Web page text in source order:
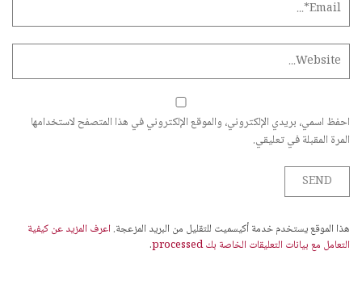
احفظ اسمي، بريدي الإلكتروني، والموقع الإلكتروني في هذا المتصفح لاستخدامها
المرة المقبلة في تعليقي.
هذا الموقع يستخدم خدمة أكيسميت للتقليل من البريد المزعجة.اعرف المزيد عن كيفية
التعامل مع بيانات التعليقات الخاصة بك processed
.